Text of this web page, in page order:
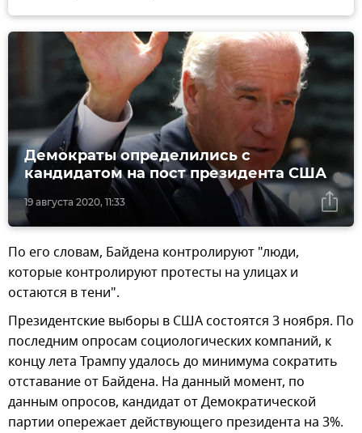
19 августа 2020, 11:33
Демократы определились с
кандидатом на пост президента США
По его словам, Байдена контролируют "люди,
которые контролируют протесты на улицах и
остаются в тени".
Президентские выборы в США состоятся 3 ноября. По
последним опросам социологических компаний, к
концу лета Трампу удалось до минимума сократить
отставание от Байдена. На данный момент, по
данным опросов, кандидат от Демократической
партии опережает действующего президента на 3%.